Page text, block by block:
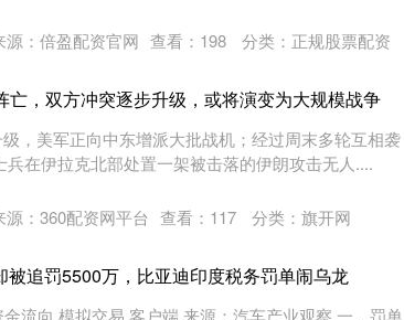
源：倍盈配资官网 查看： 198 分类： 正规股票配资
，双方冲突逐步升级，或将演变为大规模战争
，美军正向中东增派大批战机；经过周末多轮互相袭
在伊拉克北部处置一架被击落的伊朗攻击无人....
源：360配资网平台 查看： 117 分类： 旗开网
追罚5500万，比亚迪印度税务罚单闹乌龙
流向 模拟交易 客户端 来源：汽车产业观察 一、罚单